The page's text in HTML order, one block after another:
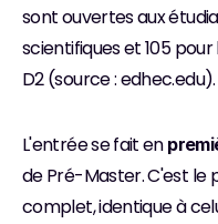
sont ouvertes aux
scientifiques et 105 pour
D2 (source : edhec.edu).
L'entrée se fait en
de Pré-Master. C'est le
complet, identique à